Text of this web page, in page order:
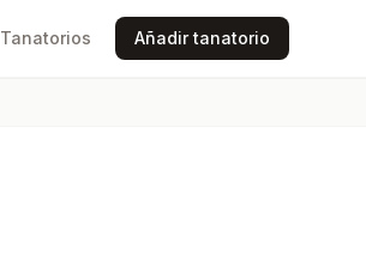
Tanatorios Añadir tanatorio